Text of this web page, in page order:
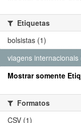
Etiquetas
bolsistas (1)
viagens internacionais
Mostrar somente
Formatos
CSV (1)